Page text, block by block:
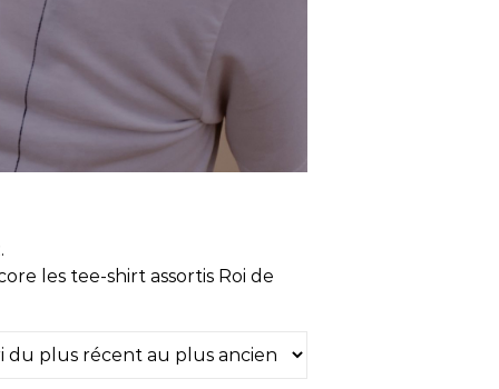
les tee-shirt assortis Roi de